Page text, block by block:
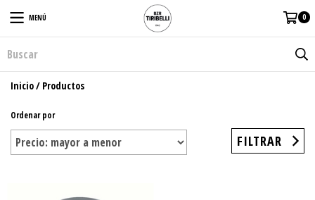
MENÚ 0
Inicio/ Productos
Ordenar por
FILTRAR